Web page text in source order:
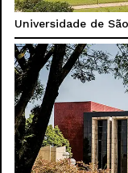
Universidade de